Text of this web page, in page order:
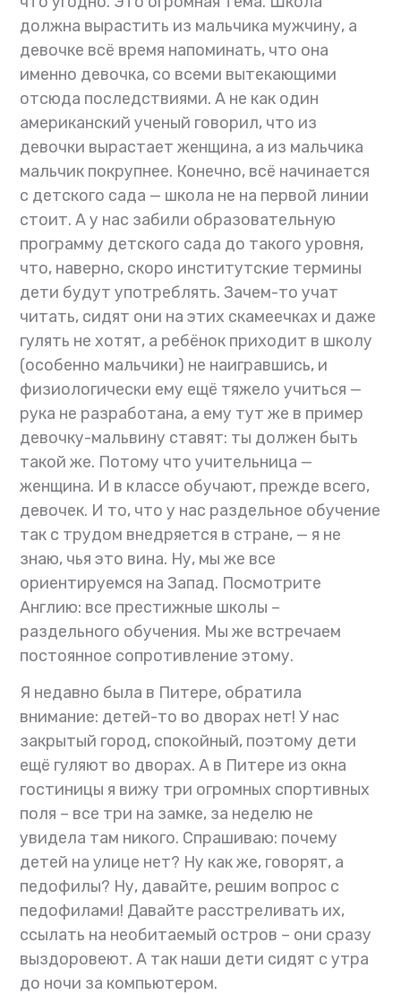
должна вырастить из мальчика мужчину, а
девочке всё время напоминать, что она
именно девочка, со всеми вытекающими
отсюда последствиями. А не как один
американский ученый говорил, что из
девочки вырастает женщина, а из мальчика
мальчик покрупнее. Конечно, всё начинается
с детского сада — школа не на первой линии
стоит. А у нас забили образовательную
программу детского сада до такого уровня,
что, наверно, скоро институтские термины
дети будут употреблять. Зачем-то учат
читать, сидят они на этих скамеечках и даже
гулять не хотят, а ребёнок приходит в школу
(особенно мальчики) не наигравшись, и
физиологически ему ещё тяжело учиться —
рука не разработана, а ему тут же в пример
девочку-мальвину ставят: ты должен быть
такой же. Потому что учительница —
женщина. И в классе обучают, прежде всего,
девочек. И то, что у нас раздельное обучение
так с трудом внедряется в стране, — я не
знаю, чья это вина. Ну, мы же все
ориентируемся на Запад. Посмотрите
Англию: все престижные школы –
раздельного обучения. Мы же встречаем
постоянное сопротивление этому.
Я недавно была в Питере, обратила
внимание: детей-то во дворах нет! У нас
закрытый город, спокойный, поэтому дети
ещё гуляют во дворах. А в Питере из окна
гостиницы я вижу три огромных спортивных
поля – все три на замке, за неделю не
увидела там никого. Спрашиваю: почему
детей на улице нет? Ну как же, говорят, а
педофилы? Ну, давайте, решим вопрос с
педофилами! Давайте расстреливать их,
ссылать на необитаемый остров – они сразу
выздоровеют. А так наши дети сидят с утра
до ночи за компьютером.